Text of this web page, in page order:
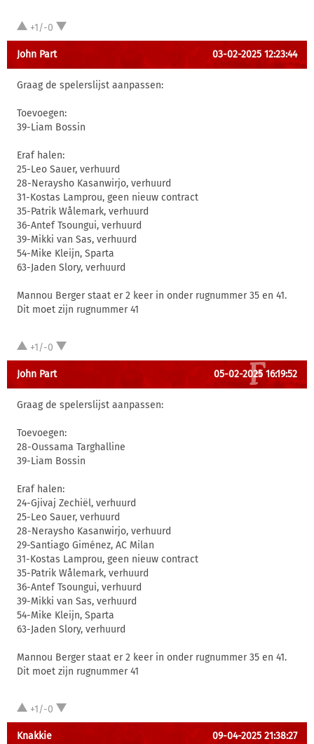
+1/-0
John Part 03-02-2025 12:23:44
Graag de spelerslijst aanpassen:
Toevoegen:
39-Liam Bossin
Eraf halen:
25-Leo Sauer, verhuurd
28-Neraysho Kasanwirjo, verhuurd
31-Kostas Lamprou, geen nieuw contract
35-Patrik Wålemark, verhuurd
36-Antef Tsoungui, verhuurd
39-Mikki van Sas, verhuurd
54-Mike Kleijn, Sparta
63-Jaden Slory, verhuurd
Mannou Berger staat er 2 keer in onder rugnummer 35 en 41.
Dit moet zijn rugnummer 41
+1/-0
John Part 05-02-2025 16:19:52
Graag de spelerslijst aanpassen:
Toevoegen:
28-Oussama Targhalline
39-Liam Bossin
Eraf halen:
24-Gjivaj Zechiël, verhuurd
25-Leo Sauer, verhuurd
28-Neraysho Kasanwirjo, verhuurd
29-Santiago Giménez, AC Milan
31-Kostas Lamprou, geen nieuw contract
35-Patrik Wålemark, verhuurd
36-Antef Tsoungui, verhuurd
39-Mikki van Sas, verhuurd
54-Mike Kleijn, Sparta
63-Jaden Slory, verhuurd
Mannou Berger staat er 2 keer in onder rugnummer 35 en 41.
Dit moet zijn rugnummer 41
+1/-0
Knakkie 09-04-2025 21:38:27